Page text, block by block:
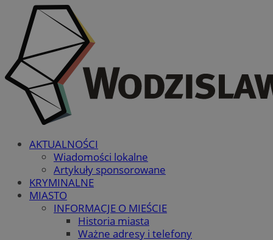
AKTUALNOŚCI
Wiadomości lokalne
Artykuły sponsorowane
KRYMINALNE
MIASTO
INFORMACJE O MIEŚCIE
Historia miasta
Ważne adresy i telefony